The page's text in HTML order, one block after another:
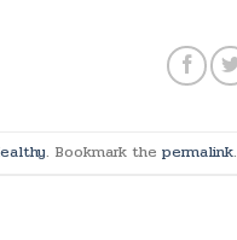
. Bookmark the permalink.